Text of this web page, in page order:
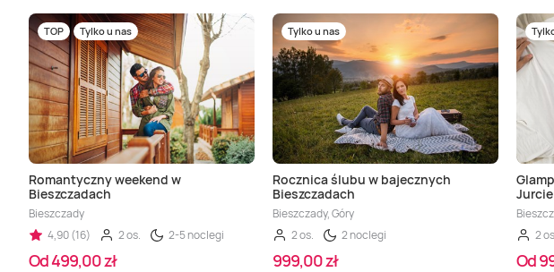
TOP Tylko u nas
Romantyczny weekend w
Bieszczadach
Bieszczady
4,90 (16)
2 os. 2-5 noclegi
Od 499,00 zł
Tylko u nas
Rocznica ślubu w bajecznych
Bieszczadach
Bieszczady, Góry
2 os.
2 noclegi
999,00 zł
Jurcie
2
Od